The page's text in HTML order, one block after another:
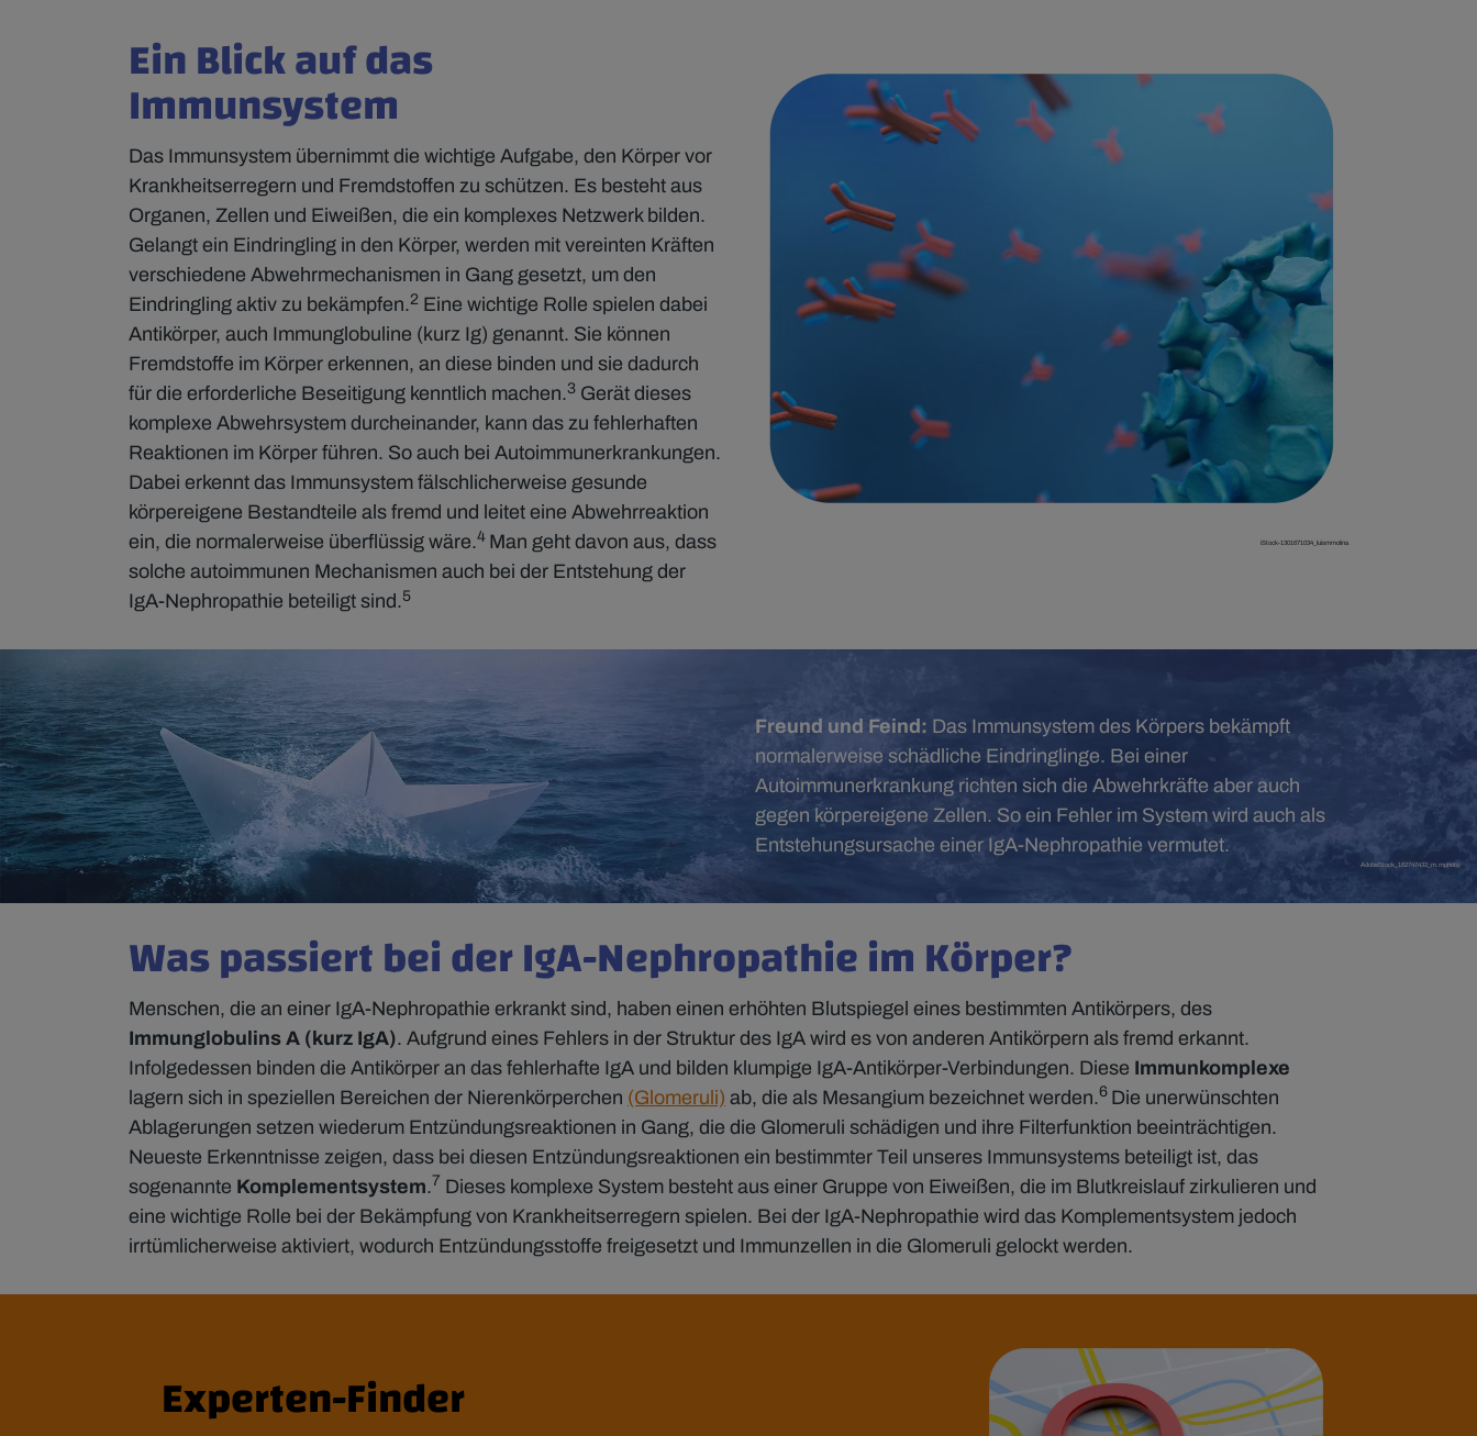
Ein Blick auf das
Immunsystem
Das Immunsystem übernimmt die wichtige Aufgabe, den Körper vor
Krankheitserregern und Fremdstoffen zu schützen. Es besteht aus
Organen, Zellen und Eiweißen, die ein komplexes Netzwerk bilden.
Gelangt ein Eindringling in den Körper, werden mit vereinten Kräften
verschiedene Abwehrmechanismen in Gang gesetzt, um den
Eindringling aktiv zu bekämpfen.2 Eine wichtige Rolle spielen dabei
Antikörper, auch Immunglobuline (kurz Ig) genannt. Sie können
Fremdstoffe im Körper erkennen, an diese binden und sie dadurch
für die erforderliche Beseitigung kenntlich machen.3 Gerät dieses
komplexe Abwehrsystem durcheinander, kann das zu fehlerhaften
Reaktionen im Körper führen. So auch bei Autoimmunerkrankungen.
Dabei erkennt das Immunsystem fälschlicherweise gesunde
körpereigene Bestandteile als fremd und leitet eine Abwehrreaktion
ein, die normalerweise überflüssig wäre.4 Man geht davon aus, dass
solche autoimmunen Mechanismen auch bei der Entstehung der
IgA-Nephropathie beteiligt sind.5
iStock-1301671034_luismmolina
Freund und Feind: Das Immunsystem des Körpers bekämpft
normalerweise schädliche Eindringlinge. Bei einer
Autoimmunerkrankung richten sich die Abwehrkräfte aber auch
gegen körpereigene Zellen. So ein Fehler im System wird auch als
Entstehungsursache einer IgA-Nephropathie vermutet.
AdobeStock_162747432_m.mphoto
Was passiert bei der IgA-Nephropathie im Körper?
Menschen, die an einer IgA-Nephropathie erkrankt sind, haben einen erhöhten Blutspiegel eines bestimmten Antikörpers, des
Immunglobulins A (kurz IgA). Aufgrund eines Fehlers in der Struktur des IgA wird es von anderen Antikörpern als fremd erkannt.
Infolgedessen binden die Antikörper an das fehlerhafte IgA und bilden klumpige IgA-Antikörper-Verbindungen. Diese Immunkomplexe
lagern sich in speziellen Bereichen der Nierenkörperchen (Glomeruli) ab, die als Mesangium bezeichnet werden.6 Die unerwünschten
Ablagerungen setzen wiederum Entzündungsreaktionen in Gang, die die Glomeruli schädigen und ihre Filterfunktion beeinträchtigen.
Neueste Erkenntnisse zeigen, dass bei diesen Entzündungsreaktionen ein bestimmter Teil unseres Immunsystems beteiligt ist, das
sogenannte Komplementsystem.7 Dieses komplexe System besteht aus einer Gruppe von Eiweißen, die im Blutkreislauf zirkulieren und
eine wichtige Rolle bei der Bekämpfung von Krankheitserregern spielen. Bei der IgA-Nephropathie wird das Komplementsystem jedoch
irrtümlicherweise aktiviert, wodurch Entzündungsstoffe freigesetzt und Immunzellen in die Glomeruli gelockt werden.
Experten-Finder